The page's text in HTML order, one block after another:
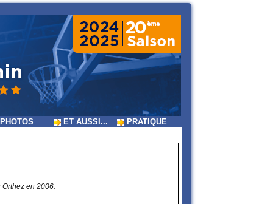
PHOTOS ET AUSSI... PRATIQUE
en 2006.